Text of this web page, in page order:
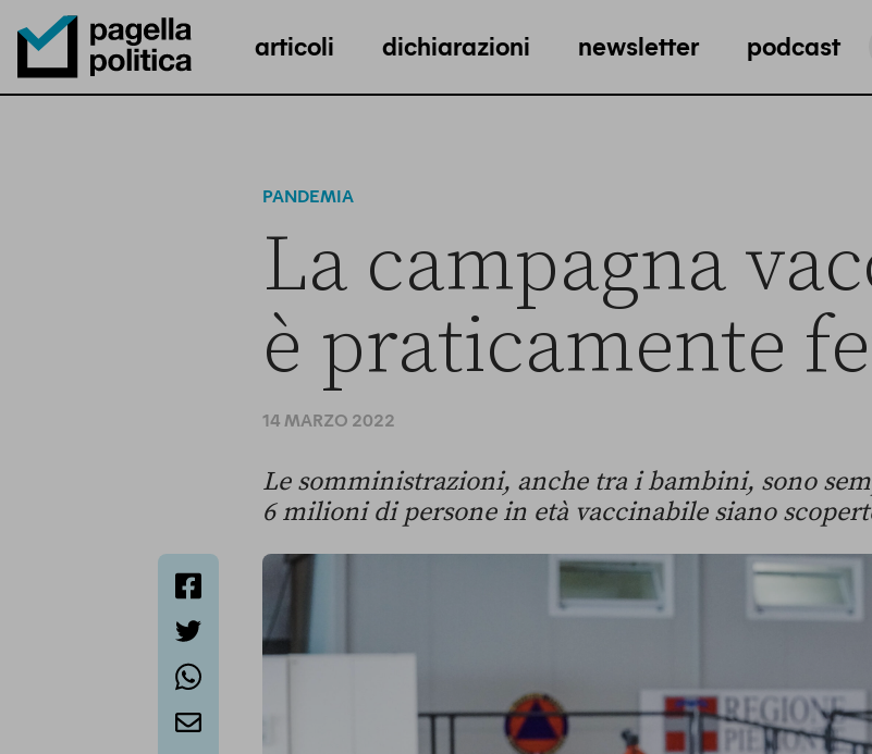
Pagella Politica Logo
articoli dichiarazioni newsletter podcast
PANDEMIA
La campagna
è praticamente
14 MARZO 2022
Le somministrazioni, anche tra i bambini, sono
6 milioni di persone in età vaccinabile siano